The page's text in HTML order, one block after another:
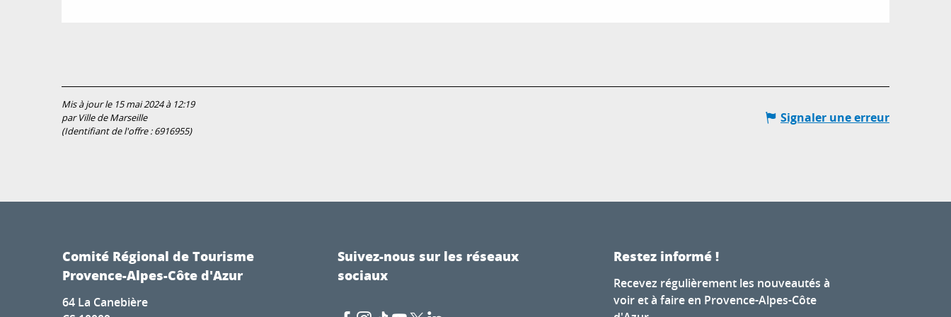
Mis à jour le 15 mai 2024 à 12:19
par Ville de Marseille
(Identifiant de l'offre :6916955)
Signaler une erreur
Comité Régional de Tourisme
Provence-Alpes-Côte d'Azur
64 La Canebière
Suivez-nous sur les réseaux
sociaux
Restez informé !
Recevez régulièrement les nouveautés à
voir et à faire en Provence-Alpes-Côte